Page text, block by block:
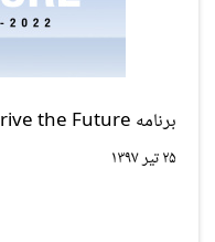
برنامه Drive the Future رنو چیست؟
۲۵ تیر ۱۳۹۷